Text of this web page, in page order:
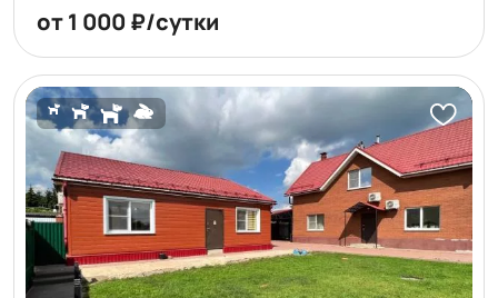
от 1 000 ₽/сутки